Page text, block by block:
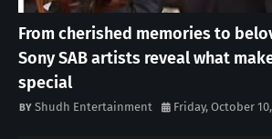
From cherished memories to
Sony SAB artists reveal what
special
Shudh Entertainment Friday, October